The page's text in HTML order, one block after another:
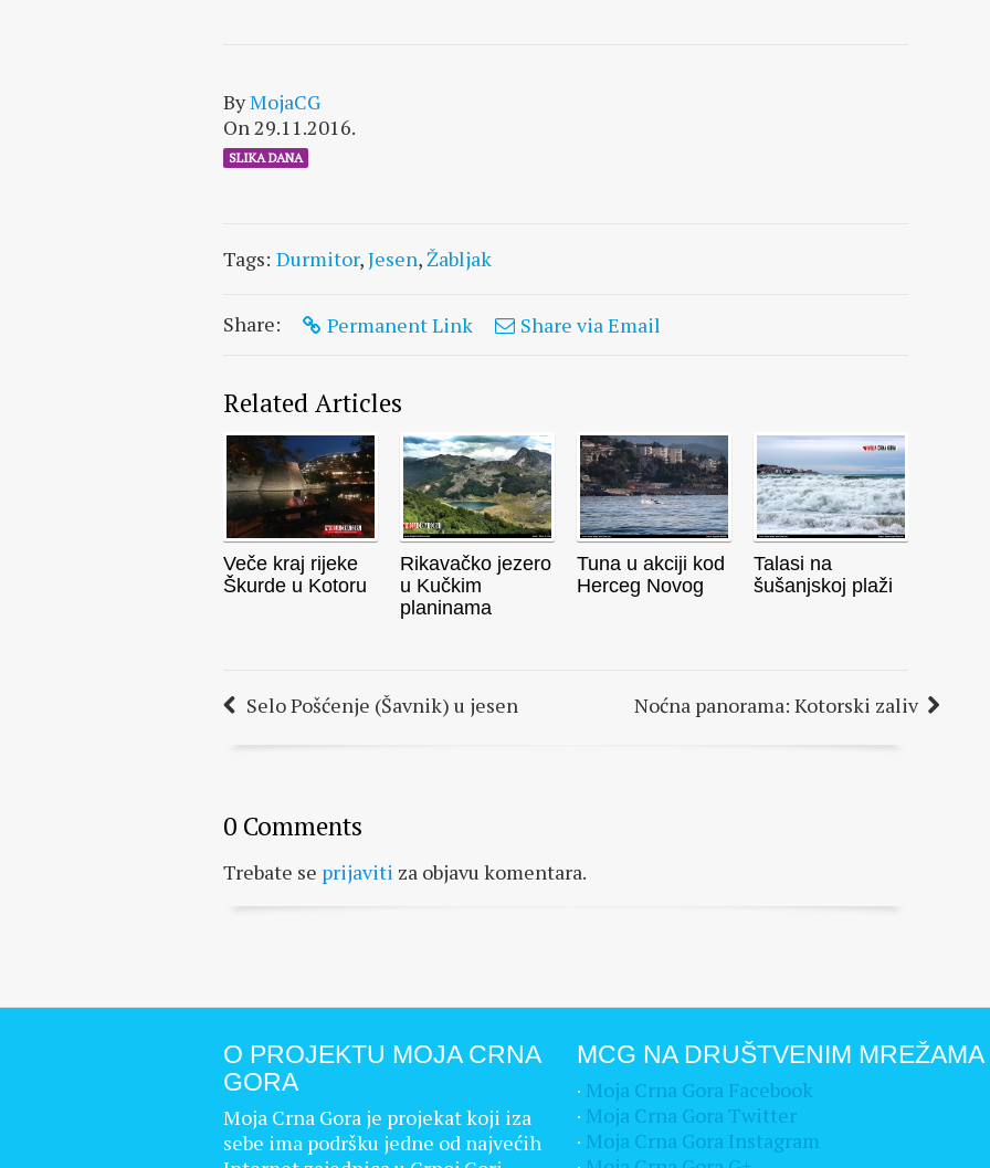
ByMojaCG
On 29.11.2016.
SLIKA DANA
Tags: Durmitor,Jesen,Žabljak
Share: Permanent Link Share via Email
Related Articles
Veče kraj rijeke
Škurde u Kotoru
Rikavačko jezero
u Kučkim
planinama
Tuna u akciji kod
Herceg Novog
Talasi na
šušanjskoj plaži
Selo Pošćenje (Šavnik) u jesen Noćna panorama: Kotorski zaliv
0 Comments
Trebate se prijaviti za objavu komentara.
O PROJEKTU MOJA CRNA
GORA
Moja Crna Gora je projekat koji iza
sebe ima podršku jedne od najvećih
MCG NA DRUŠTVENIM MREŽAMA
· Moja Crna Gora Facebook
· Moja Crna Gora Twitter
· Moja Crna Gora Instagram